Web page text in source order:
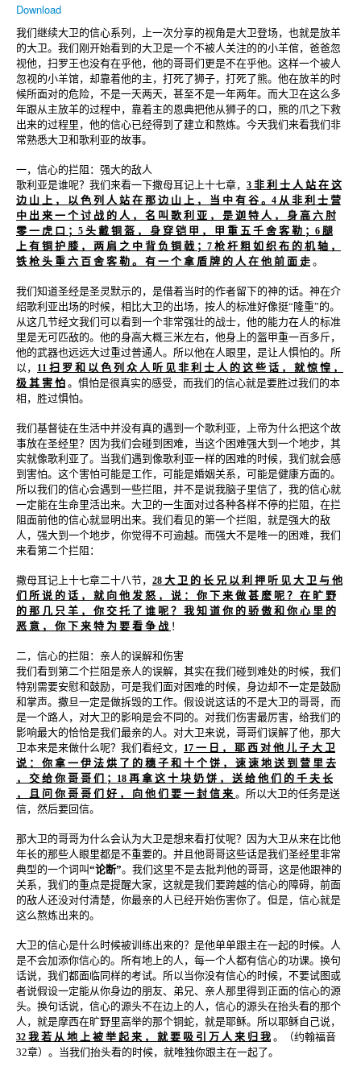
Download
我们继续大卫的信心系列，上一次分享的视角是大卫登场，也就是放羊
的大卫。我们刚开始看到的大卫是一个不被人关注的的小羊倌，爸爸忽
视他，扫罗王也没有在乎他，他的哥哥们更是不在乎他。这样一个被人
忽视的小羊馆，却靠着他的主，打死了狮子，打死了熊。他在放羊的时
候所面对的危险，不是一天两天，甚至不是一年两年。而大卫在这么多
年跟从主放羊的过程中，靠着主的恩典把他从狮子的口，熊的爪之下救
出来的过程里，他的信心已经得到了建立和熬炼。今天我们来看我们非
常熟悉大卫和歌利亚的故事。
一，信心的拦阻：强大的敌人
歌利亚是谁呢？我们来看一下撒母耳记上十七章， 3 非 利 士 人 站 在 这
边 山 上 ， 以 色 列 人 站 在 那 边 山 上 ， 当 中 有 谷 。 4 从 非 利 士 营
中 出 来 一 个 讨 战 的 人 ， 名 叫 歌 利 亚 ， 是 迦 特 人 ， 身 高 六 肘
零 一 虎 口 ； 5 头 戴 铜 盔 ， 身 穿 铠 甲 ， 甲 重 五 千 舍 客 勒 ； 6 腿
上 有 铜 护 膝 ， 两 肩 之 中 背 负 铜 戟 ； 7 枪 杆 粗 如 织 布 的 机 轴 ，
铁 枪 头 重 六 百 舍 客 勒 。 有 一 个 拿 盾 牌 的 人 在 他 前 面 走 。
我们知道圣经是圣灵默示的，是借着当时的作者留下的神的话。神在介
绍歌利亚出场的时候，相比大卫的出场，按人的标准好像挺“隆重”的。
从这几节经文我们可以看到一个非常强壮的战士，他的能力在人的标准
里是无可匹敌的。他的身高大概三米左右，他身上的盔甲重一百多斤，
他的武器也远远大过重过普通人。所以他在人眼里，是让人惧怕的。所
以，
11 扫 罗 和 以 色 列 众 人 听 见 非 利 士 人 的 这 些 话 ， 就 惊 惶 ，
极 其 害 怕 。惧怕是很真实的感受，而我们的信心就是要胜过我们的本
相，胜过惧怕。
我们基督徒在生活中并没有真的遇到一个歌利亚，上帝为什么把这个故
事放在圣经里？因为我们会碰到困难，当这个困难强大到一个地步，其
实就像歌利亚了。当我们遇到像歌利亚一样的困难的时候，我们就会感
到害怕。这个害怕可能是工作，可能是婚姻关系，可能是健康方面的。
所以我们的信心会遇到一些拦阻，并不是说我脑子里信了，我的信心就
一定能在生命里活出来。大卫的一生面对过各种各样不停的拦阻，在拦
阻面前他的信心就显明出来。我们看见的第一个拦阻，就是强大的敌
人，强大到一个地步，你觉得不可逾越。而强大不是唯一的困难，我们
来看第二个拦阻：
撒母耳记上十七章二十八节， 28 大 卫 的 长 兄 以 利 押 听 见 大 卫 与 他
们 所 说 的 话 ， 就 向 他 发 怒 ， 说 ： 你 下 来 做 甚 麽 呢 ？ 在 旷 野
的 那 几 只 羊 ， 你 交 托 了 谁 呢 ？ 我 知 道 你 的 骄 傲 和 你 心 里 的
恶 意 ， 你 下 来 特 为 要 看 争 战 ！
二，信心的拦阻：亲人的误解和伤害
我们看到第二个拦阻是亲人的误解，其实在我们碰到难处的时候，我们
特别需要安慰和鼓励，可是我们面对困难的时候，身边却不一定是鼓励
和掌声。撒旦一定是做拆毁的工作。假设说这话的不是大卫的哥哥，而
是一个路人，对大卫的影响是会不同的。对我们伤害最厉害，给我们的
影响最大的恰恰是我们最亲的人。对大卫来说，哥哥们误解了他，那大
卫本来是来做什么呢？我们看经文，
17 一 日 ， 耶 西 对 他 儿 子 大 卫
说 ： 你 拿 一 伊 法 烘 了 的 穗 子 和 十 个 饼 ， 速 速 地 送 到 营 里 去
， 交 给 你 哥 哥 们 ；
18 再 拿 这 十 块 奶 饼 ， 送 给 他 们 的 千 夫 长
， 且 问 你 哥 哥 们 好 ， 向 他 们 要 一 封 信 来 。所以大卫的任务是送
信，然后要回信。
那大卫的哥哥为什么会认为大卫是想来看打仗呢？因为大卫从来在比他
年长的那些人眼里都是不重要的。并且他哥哥这些话是我们圣经里非常
典型的一个词叫“论断”。我们这里不是去批判他的哥哥，这是他跟神的
关系，我们的重点是提醒大家，这就是我们要跨越的信心的障碍，前面
的敌人还没对付清楚，你最亲的人已经开始伤害你了。但是，信心就是
这么熬炼出来的。
大卫的信心是什么时候被训练出来的？是他单单跟主在一起的时候。人
是不会加添你信心的。所有地上的人，每一个人都有信心的功课。换句
话说，我们都面临同样的考试。所以当你没有信心的时候，不要试图或
者说假设一定能从你身边的朋友、弟兄、亲人那里得到正面的信心的源
头。换句话说，信心的源头不在边上的人，信心的源头在抬头看的那个
人，就是摩西在旷野里高举的那个铜蛇，就是耶稣。所以耶稣自己说，
32 我 若 从 地 上 被 举 起 来 ， 就 要 吸 引 万 人 来 归 我 。（约翰福音
32章）。当我们抬头看的时候，就唯独你跟主在一起了。